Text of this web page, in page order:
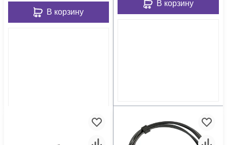
В корзину
В корзину